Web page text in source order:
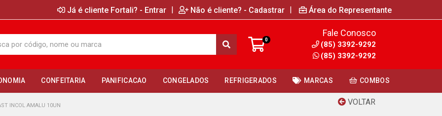
Já é cliente Fortali? - Entrar | Não é cliente? - Cadastrar | Área do Representante
0
Fale Conosco
(85) 3392-9292
(85) 3392-9292
CONFEITARIA PANIFICACAO CONGELADOS REFRIGERADOS MARCAS COMBOS
VOLTAR
INCOL AMALU 10UN